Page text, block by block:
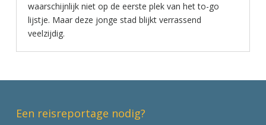
waarschijnlijk niet op de eerste plek van het to-go
lijstje. Maar deze jonge stad blijkt verrassend
veelzijdig.
Een reisreportage nodig?